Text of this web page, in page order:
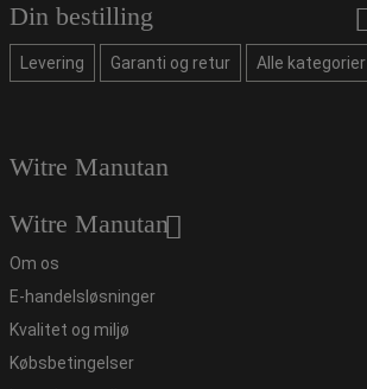
Din bestilling
Levering Garanti og retur Alle kategorier
Witre Manutan
Witre Manutan
Om os
E-handelsløsninger
Kvalitet og miljø
Købsbetingelser